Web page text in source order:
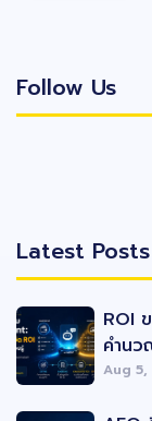
Follow Us
Latest Posts
ROI
คำน
Aug